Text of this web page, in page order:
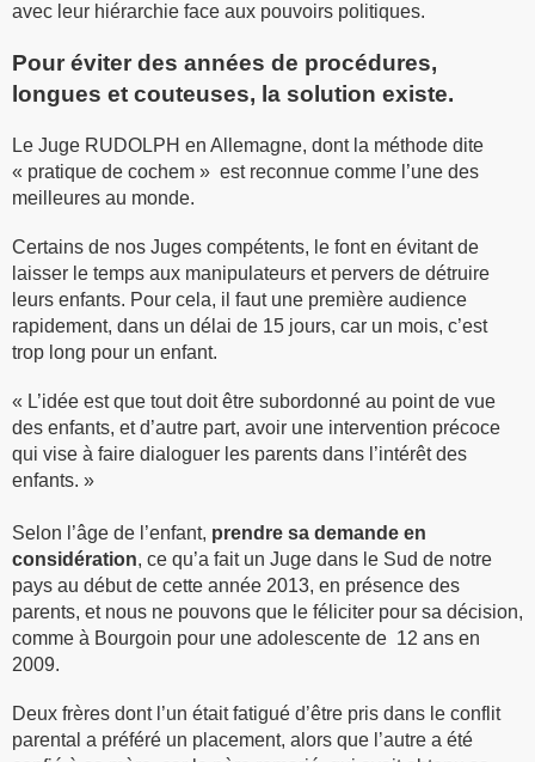
avec leur hiérarchie face aux pouvoirs politiques.
Pour éviter des années de procédures,
longues et couteuses, la solution existe.
Le Juge RUDOLPH en Allemagne, dont la méthode dite
« pratique de cochem » est reconnue comme l’une des
meilleures au monde.
Certains de nos Juges compétents, le font en évitant de
laisser le temps aux manipulateurs et pervers de détruire
leurs enfants. Pour cela, il faut une première audience
rapidement, dans un délai de 15 jours, car un mois, c’est
trop long pour un enfant.
« L’idée est que tout doit être subordonné au point de vue
des enfants, et d’autre part, avoir une intervention précoce
qui vise à faire dialoguer les parents dans l’intérêt des
enfants. »
Selon l’âge de l’enfant, prendre sa demande en
considération, ce qu’a fait un Juge dans le Sud de notre
pays au début de cette année 2013, en présence des
parents, et nous ne pouvons que le féliciter pour sa décision,
comme à Bourgoin pour une adolescente de 12 ans en
2009.
Deux frères dont l’un était fatigué d’être pris dans le conflit
parental a préféré un placement, alors que l’autre a été